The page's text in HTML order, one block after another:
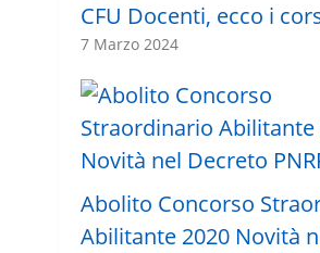
CFU Docenti, ecco i
7 Marzo 2024
Abolito Concorso
Abilitante 2020 Novità